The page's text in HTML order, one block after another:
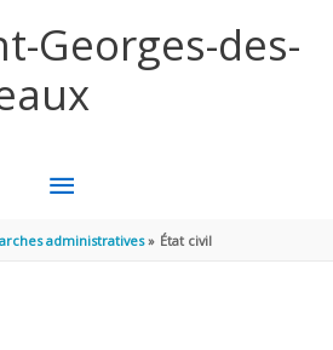
Georges-des-
MENU
PRINCIPAL
administratives État civil